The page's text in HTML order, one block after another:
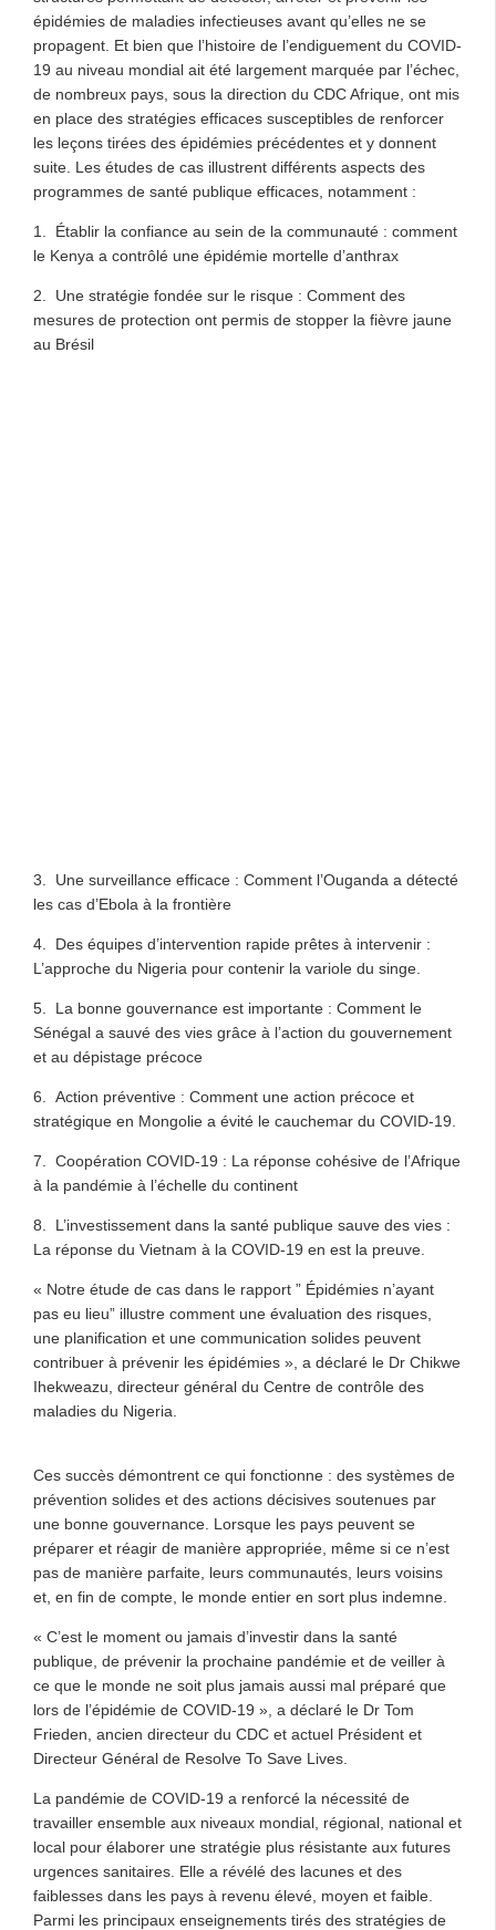
épidémies de maladies infectieuses avant qu’elles ne se
propagent. Et bien que l’histoire de l’endiguement du COVID-
19 au niveau mondial ait été largement marquée par l’échec,
de nombreux pays, sous la direction du CDC Afrique, ont mis
en place des stratégies efficaces susceptibles de renforcer
les leçons tirées des épidémies précédentes et y donnent
suite. Les études de cas illustrent différents aspects des
programmes de santé publique efficaces, notamment :
1. Établir la confiance au sein de la communauté : comment
le Kenya a contrôlé une épidémie mortelle d’anthrax
2. Une stratégie fondée sur le risque : Comment des
mesures de protection ont permis de stopper la fièvre jaune
au Brésil
3. Une surveillance efficace : Comment l’Ouganda a détecté
les cas d’Ebola à la frontière
4. Des équipes d’intervention rapide prêtes à intervenir :
L’approche du Nigeria pour contenir la variole du singe.
5. La bonne gouvernance est importante : Comment le
Sénégal a sauvé des vies grâce à l’action du gouvernement
et au dépistage précoce
6. Action préventive : Comment une action précoce et
stratégique en Mongolie a évité le cauchemar du COVID-19.
7. Coopération COVID-19 : La réponse cohésive de l’Afrique
à la pandémie à l’échelle du continent
8. L’investissement dans la santé publique sauve des vies :
La réponse du Vietnam à la COVID-19 en est la preuve.
« Notre étude de cas dans le rapport ” Épidémies n’ayant
pas eu lieu” illustre comment une évaluation des risques,
une planification et une communication solides peuvent
contribuer à prévenir les épidémies », a déclaré le Dr Chikwe
Ihekweazu, directeur général du Centre de contrôle des
maladies du Nigeria.
Ces succès démontrent ce qui fonctionne : des systèmes de
prévention solides et des actions décisives soutenues par
une bonne gouvernance. Lorsque les pays peuvent se
préparer et réagir de manière appropriée, même si ce n’est
pas de manière parfaite, leurs communautés, leurs voisins
et, en fin de compte, le monde entier en sort plus indemne.
« C’est le moment ou jamais d’investir dans la santé
publique, de prévenir la prochaine pandémie et de veiller à
ce que le monde ne soit plus jamais aussi mal préparé que
lors de l’épidémie de COVID-19 », a déclaré le Dr Tom
Frieden, ancien directeur du CDC et actuel Président et
Directeur Général de Resolve To Save Lives.
La pandémie de COVID-19 a renforcé la nécessité de
travailler ensemble aux niveaux mondial, régional, national et
local pour élaborer une stratégie plus résistante aux futures
urgences sanitaires. Elle a révélé des lacunes et des
faiblesses dans les pays à revenu élevé, moyen et faible.
Parmi les principaux enseignements tirés des stratégies de